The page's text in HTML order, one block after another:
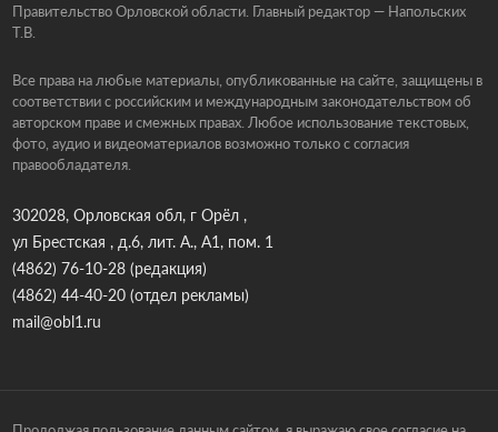
Правительство Орловской области. Главный редактор — Напольских
Т.В.
Все права на любые материалы, опубликованные на сайте, защищены в
соответствии с российским и международным законодательством об
авторском праве и смежных правах. Любое использование текстовых,
фото, аудио и видеоматериалов возможно только с согласия
правообладателя.
302028, Орловская обл, г Орёл ,
ул Брестская , д.6, лит. А., А1, пом. 1
(4862) 76-10-28(редакция)
(4862) 44-40-20(отдел рекламы)
mail@obl1.ru